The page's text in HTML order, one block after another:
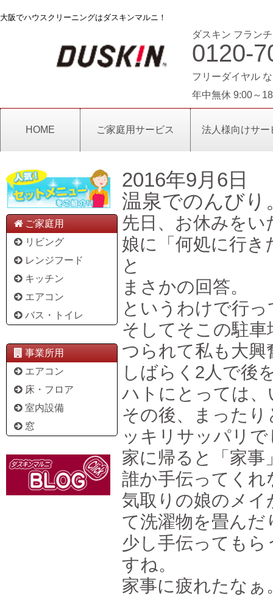
大阪でハウスクリーニングはダスキンマルニ！
ダスキン フラン
0120-
フリーダイヤル
年中無休 9:00～
HOME ご家庭用サービス 法人様向けサー
ご家庭用
リビング
レンジフード
キッチン
エアコン
バス・トイレ
事業所用
エアコン
床・フロア
室内設備
窓
2016年9月6日
温泉でのんびり
先日、お休みをい
娘に「何処に行き
と
まさかの回答。
というわけで行
そしてそこの駐
つられて私も大興
しばらく2人で後
ハトにとっては
その後、まった
ッキリサッパリで
家に帰ると「家
誰か手伝ってく
気取りの娘のメ
て洗濯物を畳ん
少し手伝っても
すね。
家事に疲れたな